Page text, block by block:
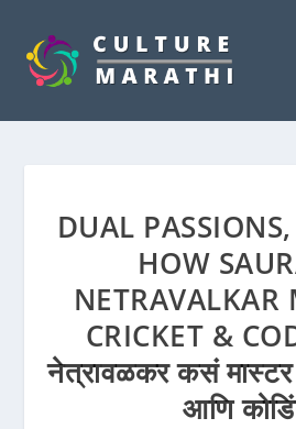
DUAL
HOW
NETRAVALKAR
CRICKET &
नेत्रावळकर कसं
आणि